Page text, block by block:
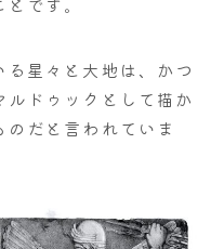
星々と大地は、かつ
ドゥックとして描か
だと言われていま